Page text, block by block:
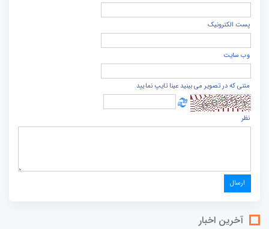
پست الكترونيک
وب سایت
متنی که در تصویر می بینید عینا تایپ نمایید
نظر
آخرین اخبار